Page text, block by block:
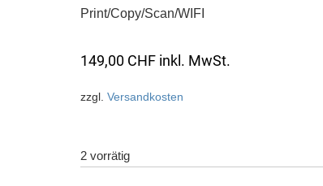
Print/Copy/Scan/WIFI
149,00 CHF inkl. MwSt.
zzgl. Versandkosten
2 vorrätig